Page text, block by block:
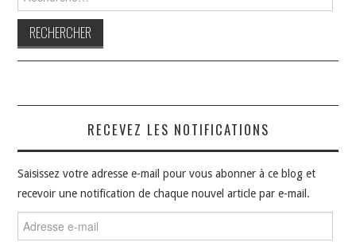
RECEVEZ LES NOTIFICATIONS
Saisissez votre adresse e-mail pour vous abonner à ce blog et
recevoir une notification de chaque nouvel article par e-mail.
e-